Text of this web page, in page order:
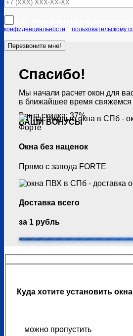
конфиденциальности
пользовательскому
Спасибо!
Мы начали расчет окон для
в ближайшее время свяжемся
Ваша скидка: 37%
ВАШИ БОНУСЫ
Окна без наценок
Прямо с завода FORTE
Доставка всего
за 1 рубль
Куда хотите установить
можно пропустить